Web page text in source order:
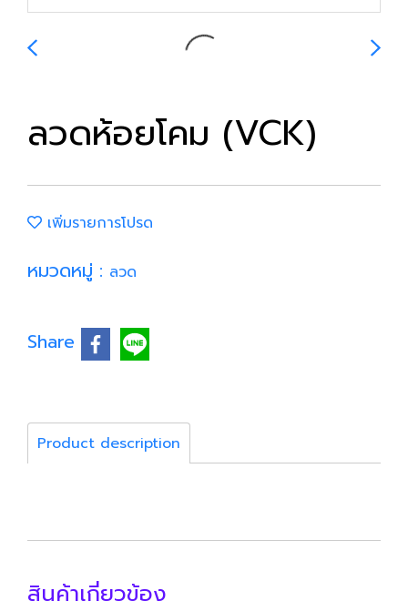
ลวดห้อยโคม (VCK)
เพิ่มรายการโปรด
หมวดหมู่ : ลวด
Share
Product description
สินค้าเกี่ยวข้อง